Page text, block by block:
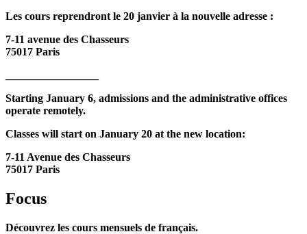
Les cours reprendront le 20 janvier à la nouvelle adresse :
7-11 avenue des Chasseurs
75017 Paris
Starting January 6, admissions and the administrative offices
operate remotely.
Classes will start on January 20 at the new location:
7-11 Avenue des Chasseurs
75017 Paris
Focus
Découvrez les cours mensuels de français.